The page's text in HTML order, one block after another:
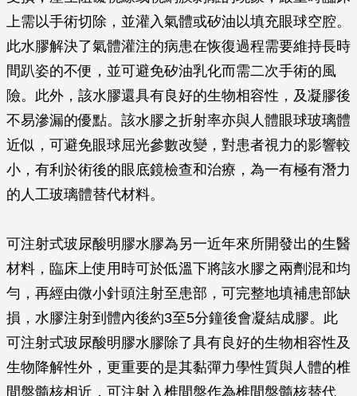
上需以手術切除，並灌入氣體或矽油以填充眼球空腔。
此水膠解決了氣體灌注的病患在恢復過程需要維持長時
間趴姿的不便，並可避免矽油乳化而需二次手術的風
險。此外，該水膠還具有良好的生物相容性，及凝膠後
不易滲漏的優點。該水膠之折射率亦與人體眼球玻璃體
近似，可避免眼球屈光參數改變，對患者視力的影響較
小，有利於術後的眼底鏡檢查和治療，為一有極有潛力
的人工玻璃體替代材料。
可注射式玻尿酸明膠水膠為另一近年來所開發出的生醫
材料，臨床上使用時可於低溫下將該水膠之兩劑混和均
勻，再經由微小針頭注射至患部，可完整地填補患部缺
損，水膠注射到體內後約3至5分鐘後會凝結成膠。此
可注射式玻尿酸明膠水膠除了具有良好的生物相容性及
生物降解性外，更重要的是其黏彈力學性質與人體的椎
間盤髓核相近，可注射入椎間盤作為椎間盤髓核替代